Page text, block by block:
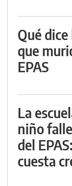
Qué
que
EPAS
La
niño
del
cuesta